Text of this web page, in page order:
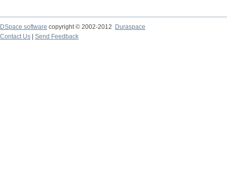
DSpace software copyright © 2002-2012
Duraspace
Contact Us
Send Feedback